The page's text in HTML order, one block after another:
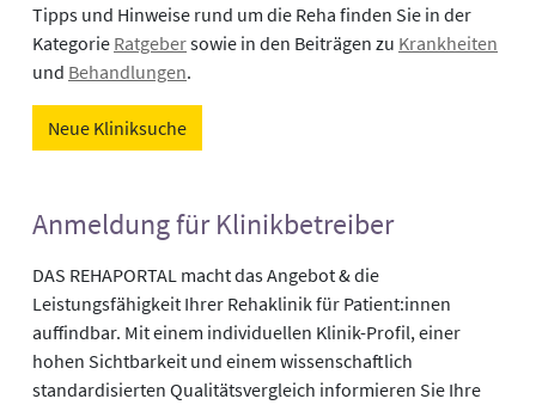
Tipps und Hinweise rund um die Reha finden Sie in der
Kategorie Ratgebersowie in den Beiträgen zu Krankheiten
und Behandlungen.
Neue Kliniksuche
Anmeldung für Klinikbetreiber
DAS REHAPORTAL macht das Angebot & die
Leistungsfähigkeit Ihrer Rehaklinik für Patient:innen
auffindbar. Mit einem individuellen Klinik-Profil, einer
hohen Sichtbarkeit und einem wissenschaftlich
standardisierten Qualitätsvergleich informieren Sie Ihre